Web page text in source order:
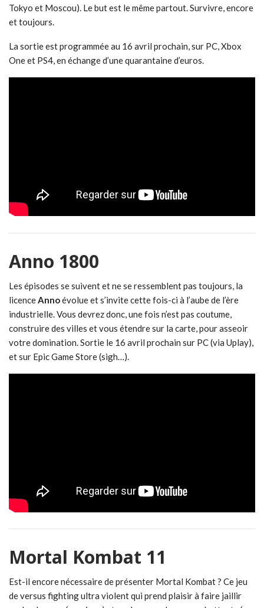
Tokyo et Moscou). Le but est le même partout. Survivre, encore
et toujours.
La sortie est programmée au 16 avril prochain, sur PC, Xbox
One et PS4, en échange d’une quarantaine d’euros.
Anno 1800
Les épisodes se suivent et ne se ressemblent pas toujours, la
licenceAnnoévolue et s’invite cette fois-ci à l’aube de l’ère
industrielle. Vous devrez donc, une fois n’est pas coutume,
construire des villes et vous étendre sur la carte, pour asseoir
votre domination. Sortie le 16 avril prochain sur PC (via Uplay),
et sur Epic Game Store (sigh…).
Mortal Kombat 11
Est-il encore nécessaire de présenter Mortal Kombat ? Ce jeu
de versus fighting ultra violent qui prend plaisir à faire jaillir